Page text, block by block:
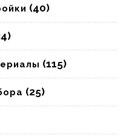
(40)
(115)
(25)